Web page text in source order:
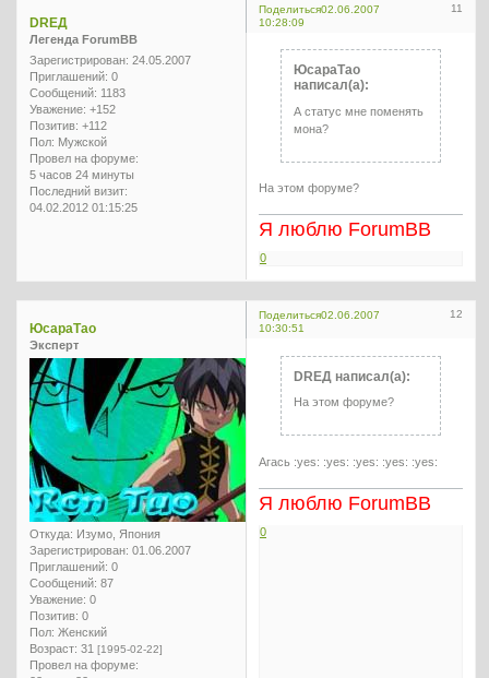
Поделиться 11
02.06.2007
10:28:09
DREД
Легенда ForumBB
Зарегистрирован: 24.05.2007
Приглашений: 0
Сообщений: 1183
Уважение: +152
Позитив: +112
Пол: Мужской
Провел на форуме:
5 часов 24 минуты
Последний визит:
04.02.2012 01:15:25
ЮсараТао
написал(а):
А статус мне поменять
мона?
На этом форуме?
Я люблю ForumBB
0
Поделиться 12
02.06.2007
10:30:51
ЮсараТао
Эксперт
Откуда: Изумо, Япония
Зарегистрирован: 01.06.2007
Приглашений: 0
Сообщений: 87
Уважение: 0
Позитив: 0
Пол: Женский
Возраст: 31 [1995-02-22]
Провел на форуме:
DREД написал(а):
На этом форуме?
Агась :yes: :yes: :yes: :yes: :yes:
Я люблю ForumBB
0